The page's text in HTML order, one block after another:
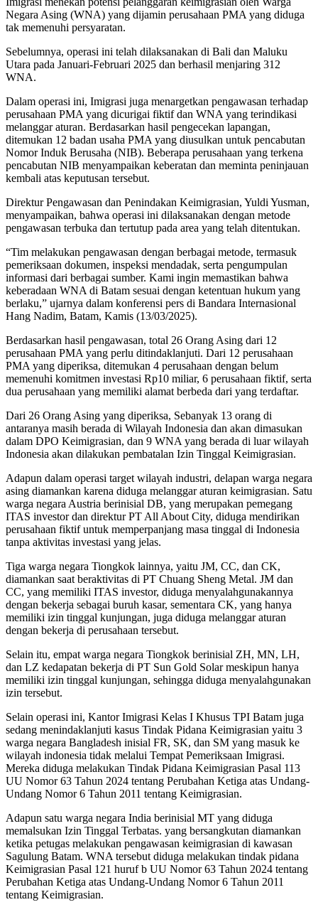
Negara Asing (WNA) yang dijamin perusahaan PMA yang diduga
tak memenuhi persyaratan.
Sebelumnya, operasi ini telah dilaksanakan di Bali dan Maluku
Utara pada Januari-Februari 2025 dan berhasil menjaring 312
WNA.
Dalam operasi ini, Imigrasi juga menargetkan pengawasan terhadap
perusahaan PMA yang dicurigai fiktif dan WNA yang terindikasi
melanggar aturan. Berdasarkan hasil pengecekan lapangan,
ditemukan 12 badan usaha PMA yang diusulkan untuk pencabutan
Nomor Induk Berusaha (NIB). Beberapa perusahaan yang terkena
pencabutan NIB menyampaikan keberatan dan meminta peninjauan
kembali atas keputusan tersebut.
Direktur Pengawasan dan Penindakan Keimigrasian, Yuldi Yusman,
menyampaikan, bahwa operasi ini dilaksanakan dengan metode
pengawasan terbuka dan tertutup pada area yang telah ditentukan.
“Tim melakukan pengawasan dengan berbagai metode, termasuk
pemeriksaan dokumen, inspeksi mendadak, serta pengumpulan
informasi dari berbagai sumber. Kami ingin memastikan bahwa
keberadaan WNA di Batam sesuai dengan ketentuan hukum yang
berlaku,” ujarnya dalam konferensi pers di Bandara Internasional
Hang Nadim, Batam, Kamis (13/03/2025).
Berdasarkan hasil pengawasan, total 26 Orang Asing dari 12
perusahaan PMA yang perlu ditindaklanjuti. Dari 12 perusahaan
PMA yang diperiksa, ditemukan 4 perusahaan dengan belum
memenuhi komitmen investasi Rp10 miliar, 6 perusahaan fiktif, serta
dua perusahaan yang memiliki alamat berbeda dari yang terdaftar.
Dari 26 Orang Asing yang diperiksa, Sebanyak 13 orang di
antaranya masih berada di Wilayah Indonesia dan akan dimasukan
dalam DPO Keimigrasian, dan 9 WNA yang berada di luar wilayah
Indonesia akan dilakukan pembatalan Izin Tinggal Keimigrasian.
Adapun dalam operasi target wilayah industri, delapan warga negara
asing diamankan karena diduga melanggar aturan keimigrasian. Satu
warga negara Austria berinisial DB, yang merupakan pemegang
ITAS investor dan direktur PT All About City, diduga mendirikan
perusahaan fiktif untuk memperpanjang masa tinggal di Indonesia
tanpa aktivitas investasi yang jelas.
Tiga warga negara Tiongkok lainnya, yaitu JM, CC, dan CK,
diamankan saat beraktivitas di PT Chuang Sheng Metal. JM dan
CC, yang memiliki ITAS investor, diduga menyalahgunakannya
dengan bekerja sebagai buruh kasar, sementara CK, yang hanya
memiliki izin tinggal kunjungan, juga diduga melanggar aturan
dengan bekerja di perusahaan tersebut.
Selain itu, empat warga negara Tiongkok berinisial ZH, MN, LH,
dan LZ kedapatan bekerja di PT Sun Gold Solar meskipun hanya
memiliki izin tinggal kunjungan, sehingga diduga menyalahgunakan
izin tersebut.
Selain operasi ini, Kantor Imigrasi Kelas I Khusus TPI Batam juga
sedang menindaklanjuti kasus Tindak Pidana Keimigrasian yaitu 3
warga negara Bangladesh inisial FR, SK, dan SM yang masuk ke
wilayah indonesia tidak melalui Tempat Pemeriksaan Imigrasi.
Mereka diduga melakukan Tindak Pidana Keimigrasian Pasal 113
UU Nomor 63 Tahun 2024 tentang Perubahan Ketiga atas Undang-
Undang Nomor 6 Tahun 2011 tentang Keimigrasian.
Adapun satu warga negara India berinisial MT yang diduga
memalsukan Izin Tinggal Terbatas. yang bersangkutan diamankan
ketika petugas melakukan pengawasan keimigrasian di kawasan
Sagulung Batam. WNA tersebut diduga melakukan tindak pidana
Keimigrasian Pasal 121 huruf b UU Nomor 63 Tahun 2024 tentang
Perubahan Ketiga atas Undang-Undang Nomor 6 Tahun 2011
tentang Keimigrasian.